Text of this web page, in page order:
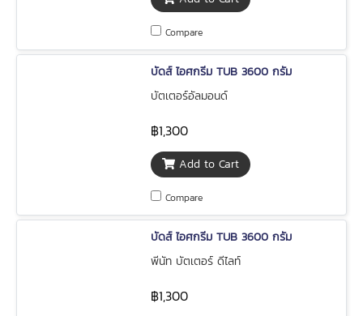
Compare
บัดส์ ไอศกรีม TUB 3600 กรัม
บัตเตอร์อัลมอนด์
฿1,300
Add to Cart
Compare
บัดส์ ไอศกรีม TUB 3600 กรัม
พีนัท บัตเตอร์ ดีไลท์
฿1,300